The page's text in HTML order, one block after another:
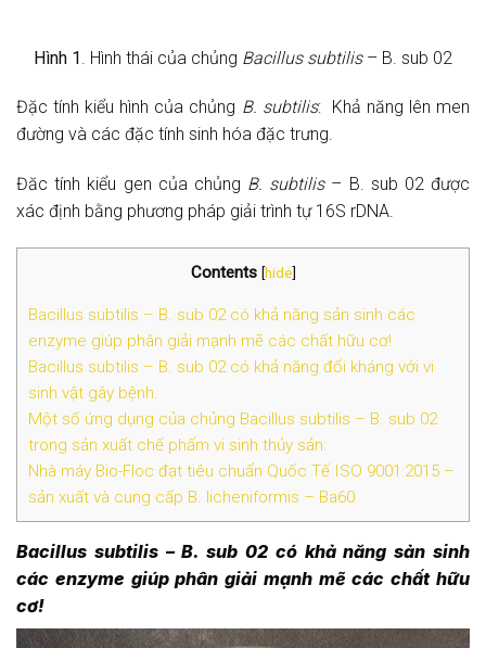
Hình 1 . Hình thái của chủng Bacillus subtilis– B. sub 02
Đặc tính kiểu hình của chủng B. subtilis: Khả năng lên men
đường và các đặc tính sinh hóa đặc trưng.
Đăc tính kiểu gen của chủng B. subtilis– B. sub 02 được
xác định bằng phương pháp giải trình tự 16S rDNA.
Contents [hide]
Bacillus subtilis – B. sub 02 có khả năng sản sinh các
enzyme giúp phân giải mạnh mẽ các chất hữu cơ!
Bacillus subtilis – B. sub 02 có khả năng đối kháng với vi
sinh vật gây bệnh.
Một số ứng dụng của chủng Bacillus subtilis – B. sub 02
trong sản xuất chế phẩm vi sinh thủy sản:
Nhà máy Bio-Floc đạt tiêu chuẩn Quốc Tế ISO 9001:2015 –
sản xuất và cung cấp B. licheniformis – Ba60
Bacillus subtilis–B. sub 02 có khả năng sản sinh
các enzyme giúp phân giải mạnh mẽ các chất hữu
cơ!